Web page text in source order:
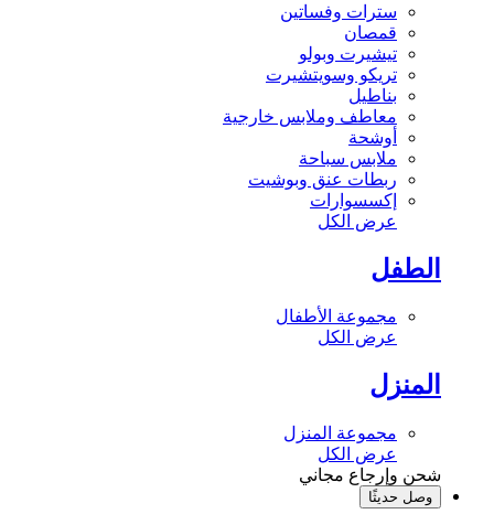
سترات وفساتين
قمصان
تيشيرت وبولو
تريكو وسويتشيرت
بناطيل
معاطف وملابس خارجية
أوشحة
ملابس سباحة
ربطات عنق وبوشيت
إكسسوارات
عرض الكل
الطفل
مجموعة الأطفال
عرض الكل
المنزل
مجموعة المنزل
عرض الكل
شحن وإرجاع مجاني
وصل حديثًا